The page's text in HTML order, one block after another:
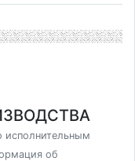
исполнительным
об